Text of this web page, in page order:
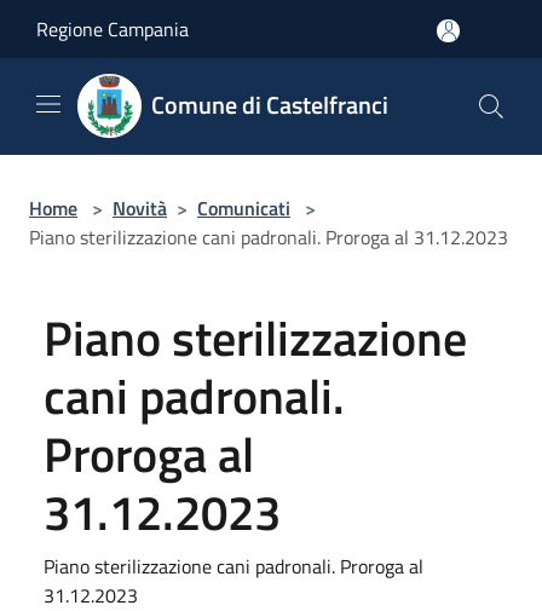
Regione Campania
Comune di Castelfranci
Home > Novità > Comunicati >
Piano sterilizzazione cani padronali. Proroga al 31.12.2023
Piano sterilizzazione
cani padronali.
Proroga al
31.12.2023
Piano sterilizzazione cani padronali. Proroga al
31.12.2023